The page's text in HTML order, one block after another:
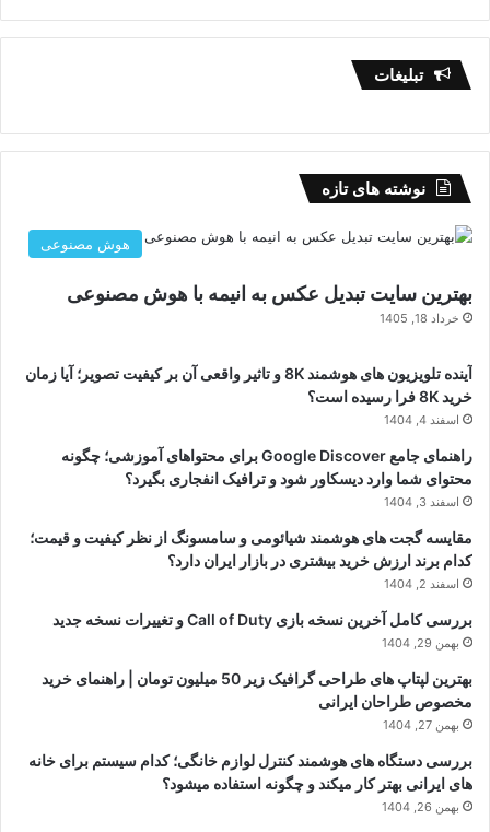
تبلیغات
نوشته های تازه
هوش مصنوعی
بهترین سایت تبدیل عکس به انیمه با هوش مصنوعی
خرداد 18, 1405
آینده تلویزیون های هوشمند 8K و تاثیر واقعی آن بر کیفیت تصویر؛ آیا زمان
خرید 8K فرا رسیده است؟
اسفند 4, 1404
راهنمای جامع Google Discover برای محتواهای آموزشی؛ چگونه
محتوای شما وارد دیسکاور شود و ترافیک انفجاری بگیرد؟
اسفند 3, 1404
مقایسه گجت های هوشمند شیائومی و سامسونگ از نظر کیفیت و قیمت؛
کدام برند ارزش خرید بیشتری در بازار ایران دارد؟
اسفند 2, 1404
بررسی کامل آخرین نسخه بازی Call of Duty و تغییرات نسخه جدید
بهمن 29, 1404
بهترین لپتاپ های طراحی گرافیک زیر 50 میلیون تومان | راهنمای خرید
مخصوص طراحان ایرانی
بهمن 27, 1404
بررسی دستگاه های هوشمند کنترل لوازم خانگی؛ کدام سیستم برای خانه
های ایرانی بهتر کار میکند و چگونه استفاده میشود؟
بهمن 26, 1404